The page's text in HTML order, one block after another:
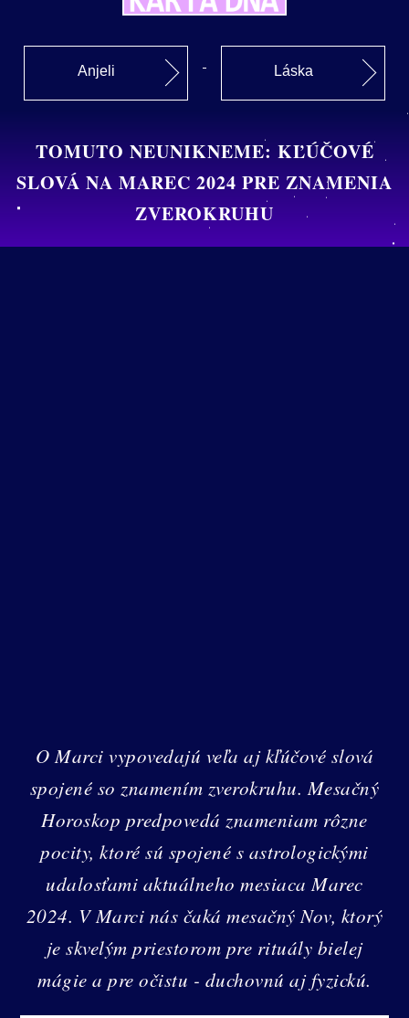
Anjeli Láska
TOMUTO NEUNIKNEME: KĽÚČOVÉ
SLOVÁ NA MAREC 2024 PRE ZNAMENIA
ZVEROKRUHU
O Marci vypovedajú veľa aj kľúčové slová
spojené so znamením zverokruhu. Mesačný
Horoskop predpovedá znameniam rôzne
pocity, ktoré sú spojené s astrologickými
udalosťami aktuálneho mesiaca Marec
2024. V Marci nás čaká mesačný Nov, ktorý
je skvelým priestorom pre rituály bielej
mágie a pre očistu - duchovnú aj fyzickú.